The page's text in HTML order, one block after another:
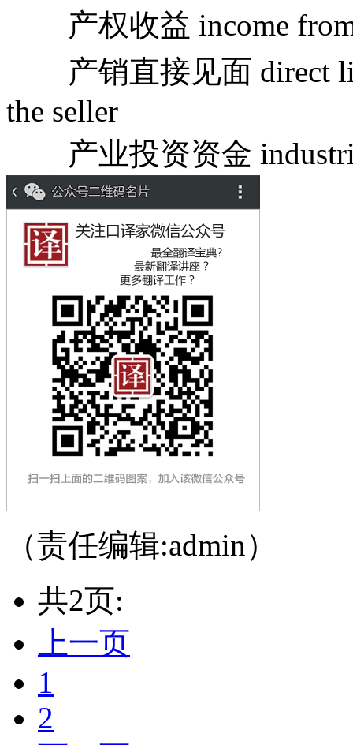
产权收益 income from
产销直接见面 direct
the seller
产业投资资金
（责任编辑:admin）
共2页:
上一页
1
2